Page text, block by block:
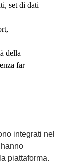
set di dati
della
far
integrati nel
piattaforma.